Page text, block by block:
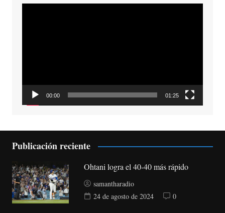
00:00 01:25
Publicación reciente
Ohtani logra el 40-40 más rápido
samantharadio
24 de agosto de 2024
0